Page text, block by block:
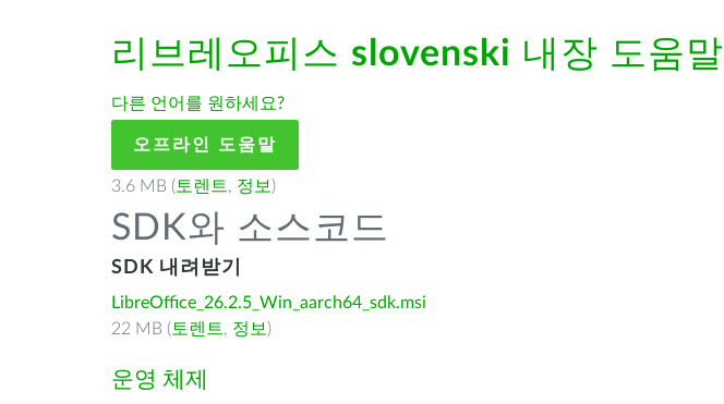
리브레오피스 slovenski 내장 도움말
다른 언어를 원하세요?
오프라인 도움말
3.6 MB ( 토렌트, 정보 )
SDK와 소스코드
SDK 내려받기
LibreOffice_26.2.5_Win_aarch64_sdk.msi
22 MB ( 토렌트, 정보 )
운영 체제